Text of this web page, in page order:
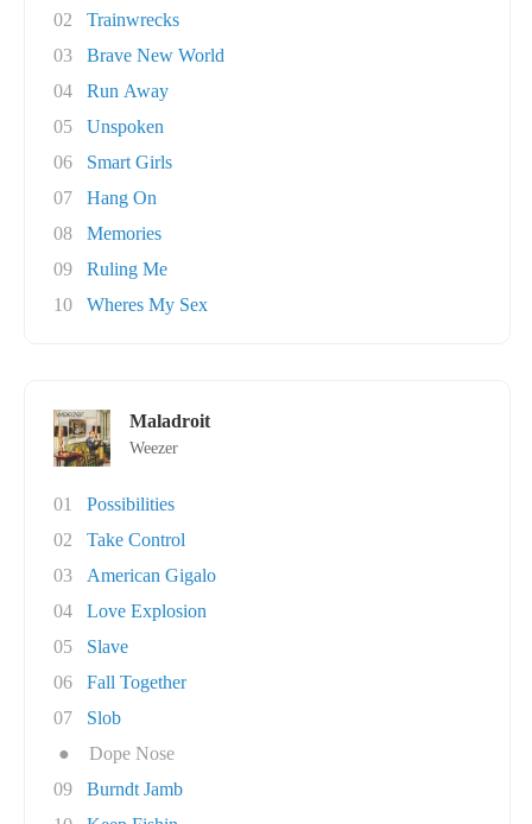
02
Trainwrecks
03
Brave New World
04
Run Away
05
Unspoken
06
Smart Girls
07
Hang On
08
Memories
09
Ruling Me
10
Wheres My Sex
Maladroit
Weezer
01
Possibilities
02
Take Control
03
American Gigalo
04
Love Explosion
05
Slave
06
Fall Together
07
Slob
●
Dope Nose
09
Burndt Jamb